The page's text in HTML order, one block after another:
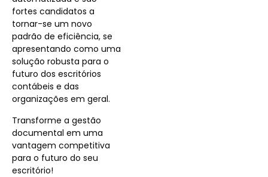
fortes candidatos a
tornar-se um novo
padrão de eficiência, se
apresentando como uma
solução robusta para o
futuro dos escritórios
contábeis e das
organizações em geral.
Transforme a gestão
documental em uma
vantagem competitiva
para o futuro do seu
escritório!